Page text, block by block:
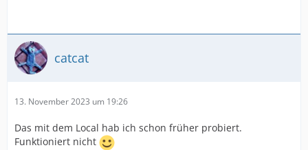
catcat
13. November 2023 um 19:26
Das mit dem Local hab ich schon früher probiert.
Funktioniert nicht